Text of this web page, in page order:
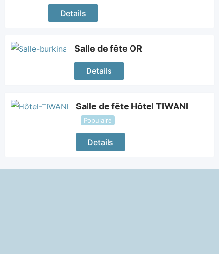
Details
Salle de fête OR
Details
Salle de fête Hôtel TIWANI
Populaire
Details